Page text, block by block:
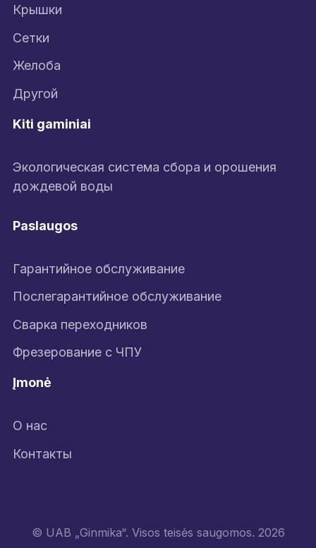
Крышки
Сетки
Желоба
Другой
Kiti gaminiai
Экологическая система сбора и орошения
дождевой воды
Paslaugos
Гарантийное обслуживание
Послегарантийное обслуживание
Сварка переходников
Фрезерование с ЧПУ
Įmonė
О нас
Контакты
© UAB „Ginmika“. Visos teisės saugomos. 2026